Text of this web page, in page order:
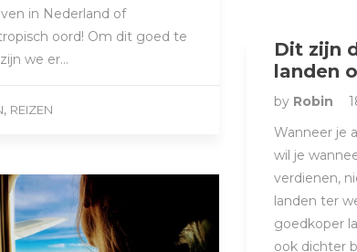
in Nederland of
oord! Om dit goed te
we er…
, REIZEN
Dit zijn
landen
by Robin
Wanneer je
wil je
verdienen,
landen ter
goedkoper
ook dichter